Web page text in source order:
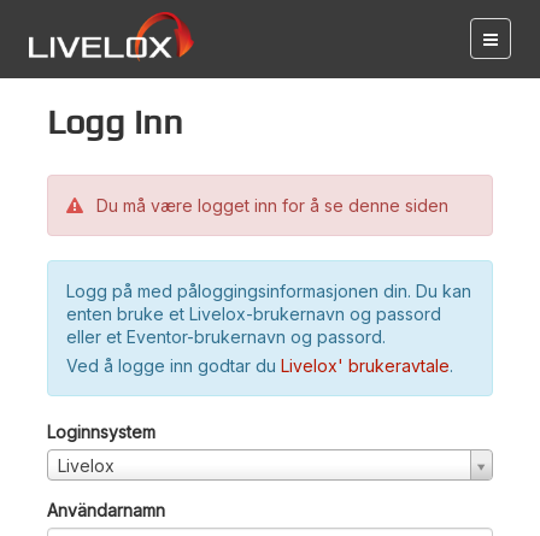
Logg inn
Du må være logget inn for å se denne siden
Logg på med påloggingsinformasjonen din. Du kan
enten bruke et Livelox-brukernavn og passord
eller et Eventor-brukernavn og passord.
Ved å logge inn godtar du Livelox' brukeravtale.
Loginnsystem
Livelox
Användarnamn